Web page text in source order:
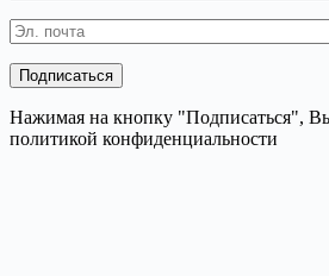
Нажимая на кнопку "Подписаться", Вы
политикой конфиденциальности